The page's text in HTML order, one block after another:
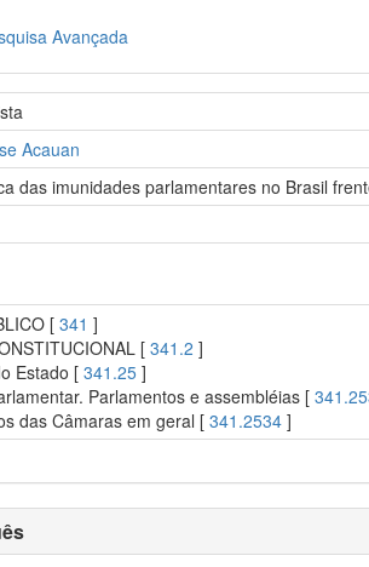
Avançada
Acauan
das imunidades parlamentares no Brasil
[341 ]
[341.2 ]
Estado [341.25 ]
Parlamentos e assembléias [
das Câmaras em geral [341.2534 ]